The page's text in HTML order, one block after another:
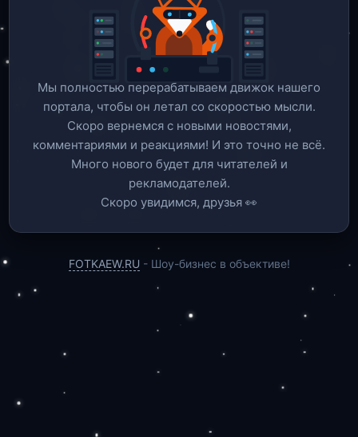
Мы полностью перерабатываем движок нашего
портала, чтобы он летал со скоростью мысли.
Скоро вернемся c новыми новостями,
комментариями и реакциями! И это точно не всё.
Много нового будет для читателей и
рекламодателей.
Скоро увидимся, друзья 👀
FOTKAEW.RU - Шоу-бизнес в объективе!